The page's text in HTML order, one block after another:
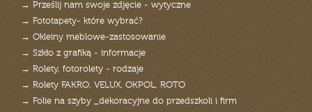
→ Prześlij nam swoje zdjęcie - wytyczne
→ Fototapety- które wybrać?
→ Okleiny meblowe-zastosowanie
→ Szkło z grafiką - informacje
→ Rolety, fotorolety - rodzaje
→ Rolety FAKRO, VELUX, OKPOL, ROTO
→ Folie na szyby _dekoracyjne do przedszkoli i firm